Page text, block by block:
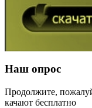
Наш опрос
Продолжите,
качают бесплатно